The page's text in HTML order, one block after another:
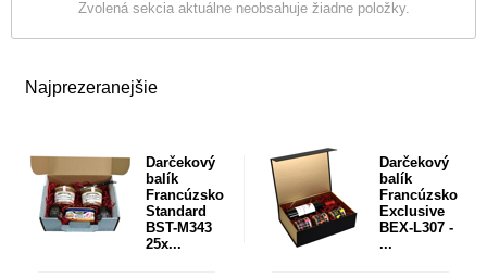
Najprezeranejšie
Darčekový
balík
Francúzsko
Standard
BST-M343
25x...
Darčekový
balík
Francúzsko
Exclusive
BEX-L307 -
...
Zvolená sekcia aktuálne neobsahuje žiadne položky.